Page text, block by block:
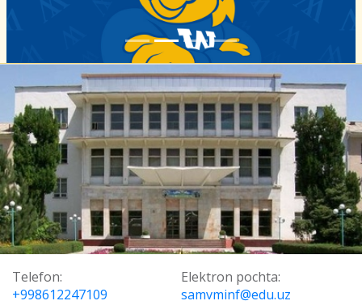
Telefon:
+998612247109
Elektron pochta:
samvminf@edu.uz